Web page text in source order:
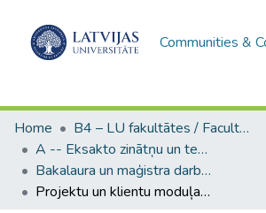
Communities &
Home
B4 – LU fakultātes / Faculties of the UL
A -- Eksakto zinātņu un tehnoloģiju fakultāte / Faculty of Science and Technology
Bakalaura un maģistra darbi (EZTF) / Bachelor's and Master's theses
Projektu un klientu moduļa izstrāde personālvadības sistēmā